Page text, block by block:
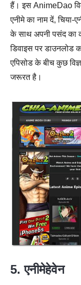
हैं। इस AnimeDao
एनीमे का नाम दें,
के साथ अपनी पसंद का
डिवाइस पर डाउनलोड
एपिसोड के बीच कुछ
जरूरत है।
5. एनीमेहेवेन